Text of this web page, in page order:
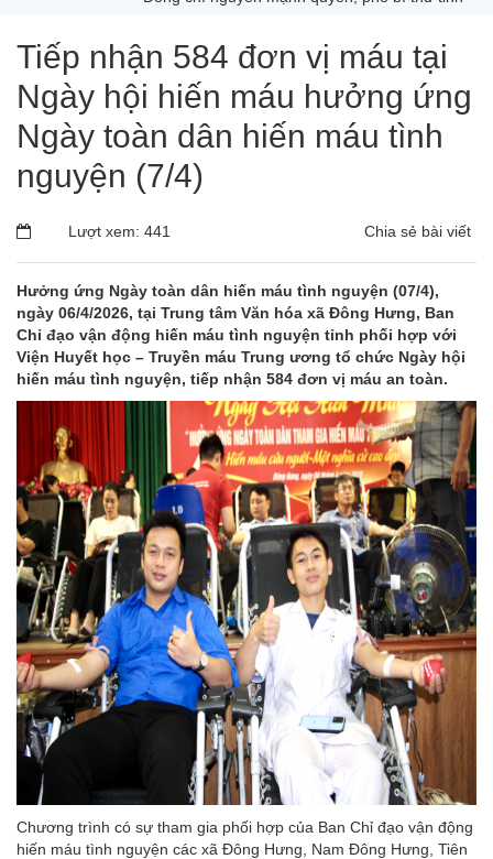
Tiếp nhận 584 đơn vị máu tại
Ngày hội hiến máu hưởng ứng
Ngày toàn dân hiến máu tình
nguyện (7/4)
Lượt xem: 441 Chia sẻ bài viết
Hưởng ứng Ngày toàn dân hiến máu tình nguyện (07/4),
ngày 06/4/2026, tại Trung tâm Văn hóa xã Đông Hưng, Ban
Chỉ đạo vận động hiến máu tình nguyện tỉnh phối hợp với
Viện Huyết học – Truyền máu Trung ương tổ chức Ngày hội
hiến máu tình nguyện, tiếp nhận 584 đơn vị máu an toàn.
Chương trình có sự tham gia phối hợp của Ban Chỉ đạo vận động
hiến máu tình nguyện các xã Đông Hưng, Nam Đông Hưng, Tiên